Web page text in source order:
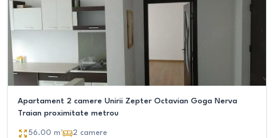
Apartament 2 camere Unirii Zepter Octavian Goga Nerva
Traian proximitate metrou
56.00 m² 2 camere